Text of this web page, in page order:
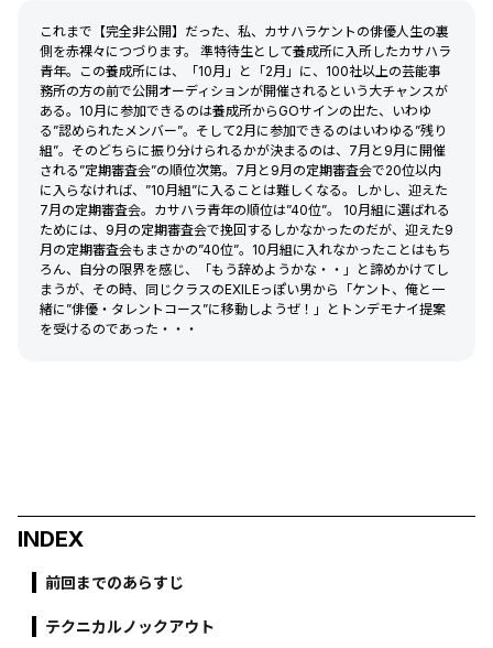
これまで【完全非公開】だった、私、カサハラケントの俳優人生の裏
側を赤裸々につづります。 準特待生として養成所に入所したカサハラ
青年。この養成所には、「10月」と「2月」に、100社以上の芸能事
務所の方の前で公開オーディションが開催されるという大チャンスが
ある。10月に参加できるのは養成所からGOサインの出た、いわゆ
る”認められたメンバー”。そして2月に参加できるのはいわゆる”残り
組”。そのどちらに振り分けられるかが決まるのは、7月と9月に開催
される”定期審査会”の順位次第。7月と9月の定期審査会で20位以内
に入らなければ、”10月組”に入ることは難しくなる。しかし、迎えた
7月の定期審査会。カサハラ青年の順位は”40位”。 10月組に選ばれる
ためには、9月の定期審査会で挽回するしかなかったのだが、迎えた9
月の定期審査会もまさかの”40位”。10月組に入れなかったことはもち
ろん、自分の限界を感じ、「もう辞めようかな・・」と諦めかけてし
まうが、その時、同じクラスのEXILEっぽい男から「ケント、俺と一
緒に”俳優・タレントコース”に移動しようぜ！」とトンデモナイ提案
を受けるのであった・・・
INDEX
前回までのあらすじ
テクニカルノックアウト